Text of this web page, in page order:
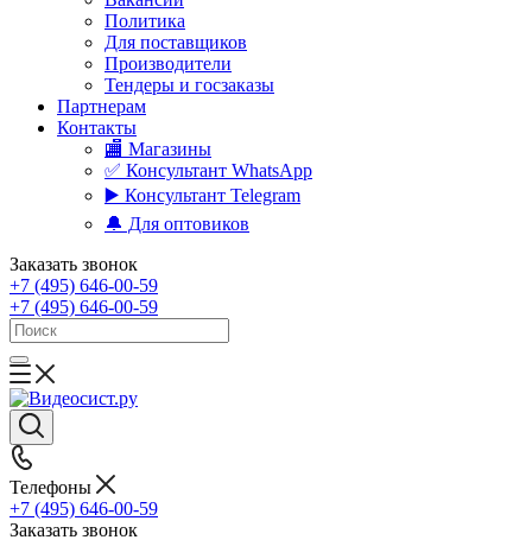
Политика
Для поставщиков
Производители
Тендеры и госзаказы
Партнерам
Контакты
🏬 Магазины
✅️ Консультант WhatsApp
▶️ Консультант Telegram
🔔 Для оптовиков
Заказать звонок
+7 (495) 646-00-59
+7 (495) 646-00-59
Телефоны
+7 (495) 646-00-59
Заказать звонок